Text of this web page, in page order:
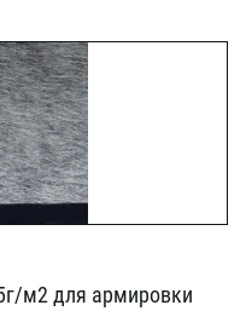
м2 для армировки